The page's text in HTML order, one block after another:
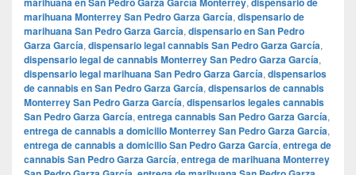
marihuana Monterrey San Pedro Garza García, dispensario de
marihuana San Pedro Garza García, dispensario en San Pedro
Garza García, dispensario legal cannabis San Pedro Garza García,
dispensario legal de cannabis Monterrey San Pedro Garza García,
dispensario legal marihuana San Pedro Garza García, dispensarios
de cannabis en San Pedro Garza García, dispensarios de cannabis
Monterrey San Pedro Garza García, dispensarios legales cannabis
San Pedro Garza García, entrega cannabis San Pedro Garza García,
entrega de cannabis a domicilio Monterrey San Pedro Garza García,
entrega de cannabis a domicilio San Pedro Garza García, entrega de
cannabis San Pedro Garza García, entrega de marihuana Monterrey